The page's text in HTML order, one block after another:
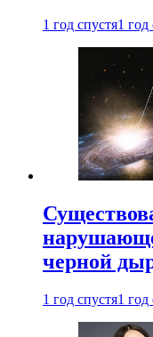
1 год спустя1 год
черной
1 год спустя1 год